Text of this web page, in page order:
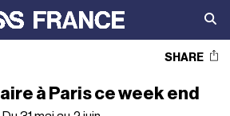
SHARE
à Paris ce week end